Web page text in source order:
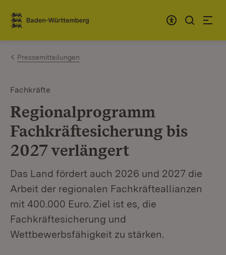
Zum Inhalt springen
Link zur Startseite
Pressemitteilungen
Fachkräfte
Regionalprogramm
Fachkräftesicherung bis
2027 verlängert
Das Land fördert auch 2026 und 2027 die
Arbeit der regionalen Fachkräfteallianzen
mit 400.000 Euro. Ziel ist es, die
Fachkräftesicherung und
Wettbewerbsfähigkeit zu stärken.